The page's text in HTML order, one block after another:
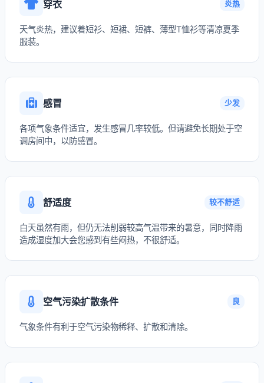
穿衣 炎热
天气炎热，建议着短衫、短裙、短裤、薄型T恤衫等清凉夏季
服装。
感冒 少发
各项气象条件适宜，发生感冒几率较低。但请避免长期处于空
调房间中，以防感冒。
舒适度 较不舒适
白天虽然有雨，但仍无法削弱较高气温带来的暑意，同时降雨
造成湿度加大会您感到有些闷热，不很舒适。
空气污染扩散条件 良
气象条件有利于空气污染物稀释、扩散和清除。